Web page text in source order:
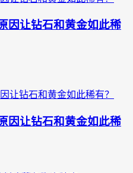
因让钻石和黄金如此稀
因让钻石和黄金如此稀